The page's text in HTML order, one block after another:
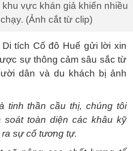
khu vực khán giả khiến nhiều
(Ảnh cắt từ clip)
tích Cố đô Huế gửi lời xin
sự thông cảm sâu sắc từ
dân và du khách bị ảnh
tinh thần cầu thị, chúng tôi
soát toàn diện các khâu kỹ
sự cố tương tự.